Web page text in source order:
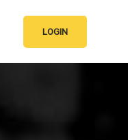
LOGIN